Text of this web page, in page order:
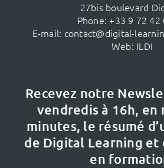
27bis boulevard
Phone: +33 9 72 42
E-mail: contact@digital-
Web: ILDI
Recevez notre
vendredis à 16h, en
minutes, le résumé
de Digital Learning et
en